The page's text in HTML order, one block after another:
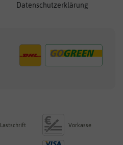
Datenschutzerklärung
Lastschrift Vorkasse